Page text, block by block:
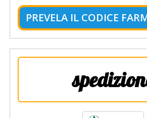
PREVELA IL CODICE